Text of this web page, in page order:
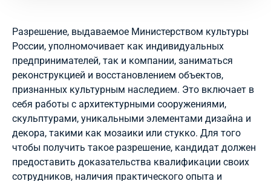
Разрешение, выдаваемое Министерством культуры
России, уполномочивает как индивидуальных
предпринимателей, так и компании, заниматься
реконструкцией и восстановлением объектов,
признанных культурным наследием. Это включает в
себя работы с архитектурными сооружениями,
скульптурами, уникальными элементами дизайна и
декора, такими как мозаики или стукко. Для того
чтобы получить такое разрешение, кандидат должен
предоставить доказательства квалификации своих
сотрудников, наличия практического опыта и